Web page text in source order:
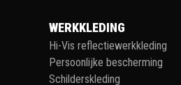
WERKKLEDING
Hi-Vis reflectiewerkkleding
Persoonlijke bescherming
Schilderskleding